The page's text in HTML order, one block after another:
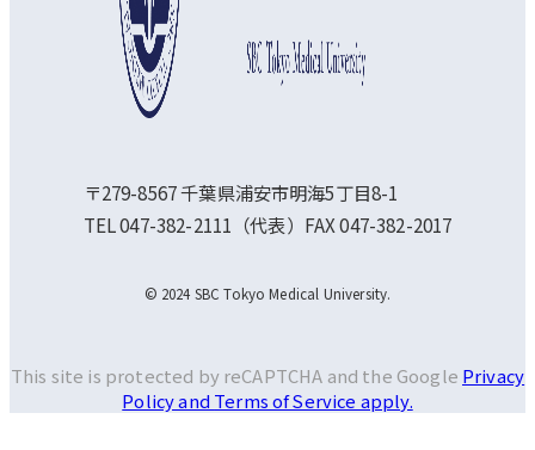
〒279-8567 千葉県浦安市明海5丁目8-1
TEL 047-382-2111（代表）FAX 047-382-2017
© 2024 SBC Tokyo Medical University.
This site is protected by reCAPTCHA and the Google Privacy
Policy and Terms of Service apply.